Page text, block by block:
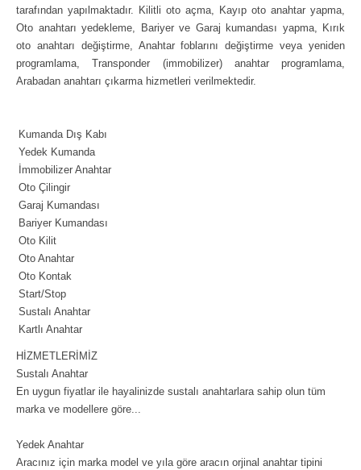
tarafından yapılmaktadır. Kilitli oto açma, Kayıp oto anahtar yapma,
Oto anahtarı yedekleme, Bariyer ve Garaj kumandası yapma, Kırık
oto anahtarı değiştirme, Anahtar foblarını değiştirme veya yeniden
programlama, Transponder (immobilizer) anahtar programlama,
Arabadan anahtarı çıkarma hizmetleri verilmektedir.
Kumanda Dış Kabı
Yedek Kumanda
İmmobilizer Anahtar
Oto Çilingir
Garaj Kumandası
Bariyer Kumandası
Oto Kilit
Oto Anahtar
Oto Kontak
Start/Stop
Sustalı Anahtar
Kartlı Anahtar
HİZMETLERİMİZ
Sustalı Anahtar
En uygun fiyatlar ile hayalinizde sustalı anahtarlara sahip olun tüm
marka ve modellere göre...
Yedek Anahtar
Aracınız için marka model ve yıla göre aracın orjinal anahtar tipini